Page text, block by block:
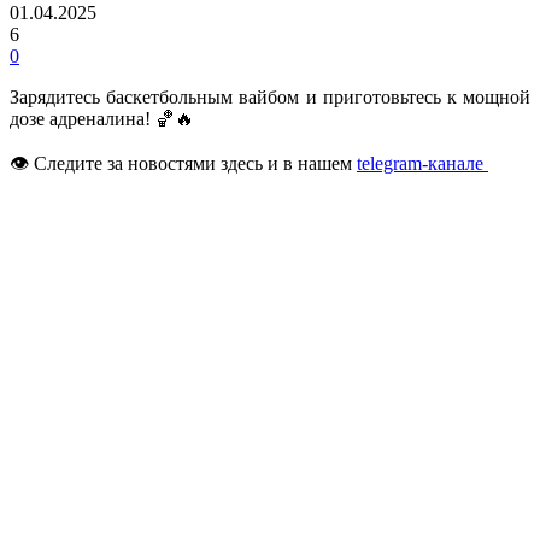
01.04.2025
6
0
Зарядитесь баскетбольным вайбом и приготовьтесь к мощной
дозе адреналина! 🏀🔥
👁 Следите за новостями здесь и в нашем telegram-канале